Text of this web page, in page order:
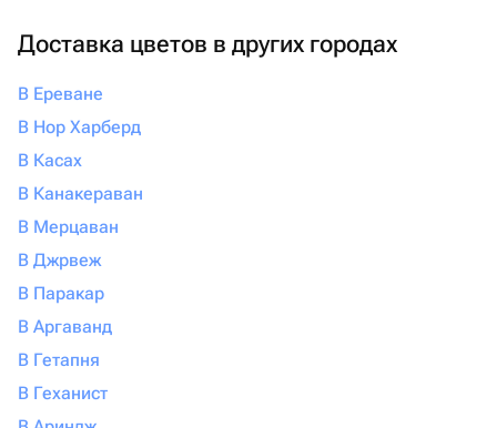
Доставка цветов в других городах
В Ереване
В Нор Харберд
В Касах
В Канакераван
В Мерцаван
В Джрвеж
В Паракар
В Аргаванд
В Гетапня
В Геханист